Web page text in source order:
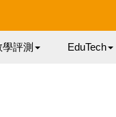
學評測 EduTech